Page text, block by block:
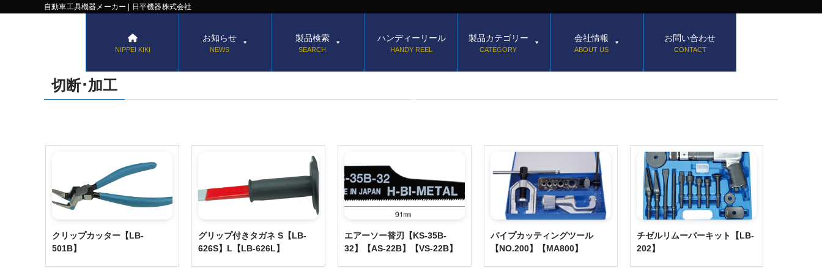
自動車工具機器メーカー | 日平機器株式会社
NIPPEI KIKI
お知らせ
NEWS
製品検索
SEARCH
ハンディーリール
HANDY REEL
製品カテゴリー
CATEGORY
会社情報
ABOUT US
お問い合わせ
CONTACT
切断･加工
クリップカッター【LB-
501B】
グリップ付きタガネ S【LB-
626S】L【LB-626L】
エアーソー替刃【KS-35B-
32】【AS-22B】【VS-22B】
パイプカッティングツール
【NO.200】【MA800】
チゼルリムーバーキット【LB-
202】